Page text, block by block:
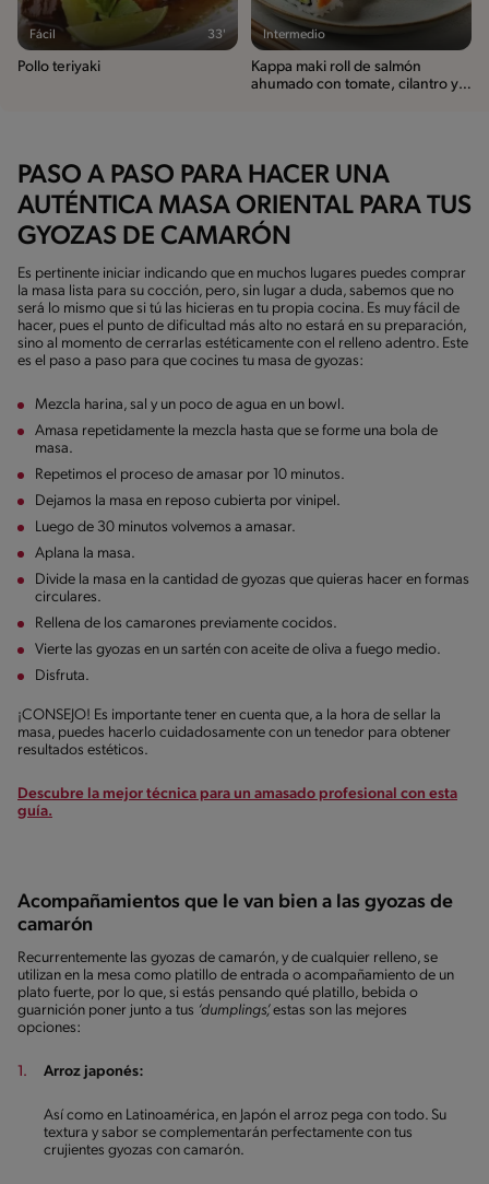
Fácil 33'
Pollo teriyaki
Intermedio
Kappa maki roll de salmón
ahumado con tomate, cilantro y
PASO A PASO PARA HACER UNA
AUTÉNTICA MASA ORIENTAL PARA TUS
GYOZAS DE CAMARÓN
Es pertinente iniciar indicando que en muchos lugares puedes comprar
la masa lista para su cocción, pero, sin lugar a duda, sabemos que no
será lo mismo que si tú las hicieras en tu propia cocina. Es muy fácil de
hacer, pues el punto de dificultad más alto no estará en su preparación,
sino al momento de cerrarlas estéticamente con el relleno adentro. Este
es el paso a paso para que cocines tu masa de gyozas:
Mezcla harina, sal y un poco de agua en un bowl.
Amasa repetidamente la mezcla hasta que se forme una bola de
masa.
Repetimos el proceso de amasar por 10 minutos.
Dejamos la masa en reposo cubierta por vinipel.
Luego de 30 minutos volvemos a amasar.
Aplana la masa.
Divide la masa en la cantidad de gyozas que quieras hacer en formas
circulares.
Rellena de los camarones previamente cocidos.
Vierte las gyozas en un sartén con aceite de oliva a fuego medio.
Disfruta.
¡CONSEJO! Es importante tener en cuenta que, a la hora de sellar la
masa, puedes hacerlo cuidadosamente con un tenedor para obtener
resultados estéticos.
Descubre la mejor técnica para un amasado profesional con esta
guía.
Acompañamientos que le van bien a las gyozas de
camarón
Recurrentemente las gyozas de camarón, y de cualquier relleno, se
utilizan en la mesa como platillo de entrada o acompañamiento de un
plato fuerte, por lo que, si estás pensando qué platillo, bebida o
guarnición poner junto a tus ‘dumplings’,estas son las mejores
opciones:
Arroz japonés:
Así como en Latinoamérica, en Japón el arroz pega con todo. Su
textura y sabor se complementarán perfectamente con tus
crujientes gyozas con camarón.